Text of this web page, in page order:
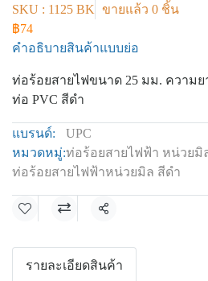
SKU : 1125 BK ขายแล้ว 0 ชิ้น
฿74
คำอธิบายสินค้าแบบย่อ
ท่อร้อยสายไฟขนาด 25 มม. ความย
ท่อ PVC สีดำ
แบรนด์:
UPC
หมวดหมู่:ท่อร้อยสายไฟฟ้า หน่วยมิ
ท่อร้อยสายไฟฟ้าหน่วยมิล สีดำ
แชร์
รายละเอียดสินค้า